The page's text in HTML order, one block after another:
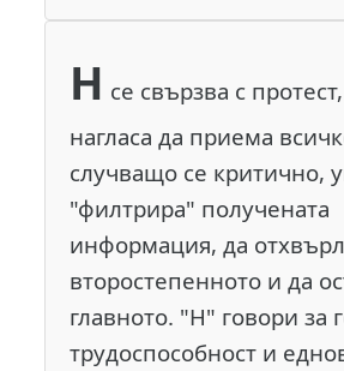
Н се свързва с
нагласа да приема
случващо се критично,
"филтрира" получената
информация, да
второстепенното и да
главното. "Н" говори за
трудоспособност и